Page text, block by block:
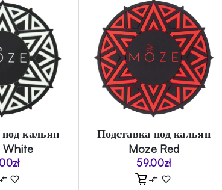
кальян
White
zł
Подставка под кальян
Moze Red
59.00zł